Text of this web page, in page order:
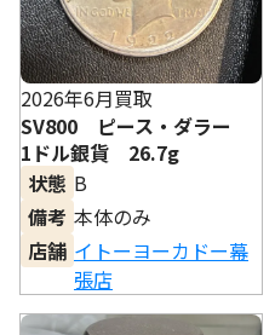
2026年6月買取
SV800 ピース・ダラー
1ドル銀貨 26.7g
状態 B
備考 本体のみ
店舗 イトーヨーカドー幕
張店